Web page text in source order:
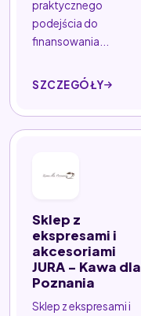
praktycznego
podejścia do
finansowania...
SZCZEGÓŁY
Sklep z
ekspresami i
akcesoriami
JURA - Kawa dla
Poznania
Sklep z ekspresami i